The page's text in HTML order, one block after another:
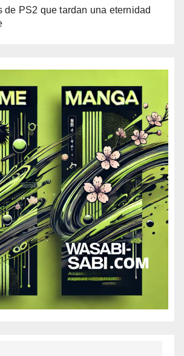
de PS2 que tardan una eternidad